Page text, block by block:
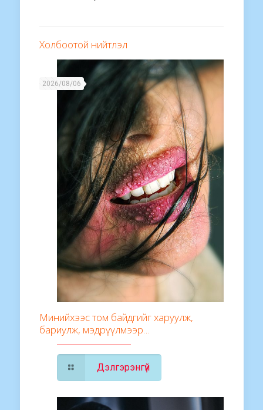
Холбоотой нийтлэл
2026/08/06
Минийхээс том байдгийг харуулж,
бариулж, мэдрүүлмээр…
Дэлгэрэнгүй